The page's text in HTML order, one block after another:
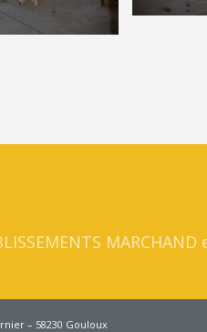
MARCHAND
– 58230 Gouloux